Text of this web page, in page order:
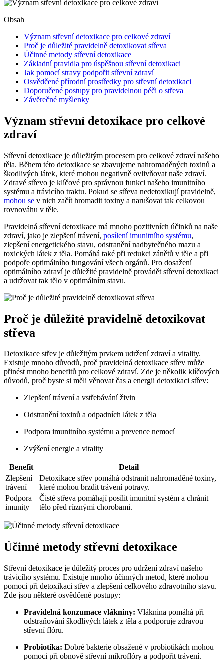
Obsah
Význam střevní detoxikace pro celkové zdraví
Proč je důležité pravidelně detoxikovat střeva
Účinné metody střevní detoxikace
Základní pravidla pro úspěšnou střevní detoxikaci
Jak pomocí stravy podpořit střevní zdraví
Osvědčené přírodní prostředky pro střevní detoxikaci
Doporučené postupy pro pravidelnou péči o střeva
Závěrečné myšlenky
Význam střevní detoxikace pro celkové
zdraví
Střevní detoxikace je důležitým procesem pro celkové zdraví našeho
těla. Během této detoxikace se zbavujeme nahromaděných toxinů a
škodlivých látek, které mohou negativně ovlivňovat naše zdraví.
Zdravé střevo je klíčové pro správnou funkci našeho imunitního
systému a trávicího traktu. Pokud se střeva nedetoxikují pravidelně,
mohou se v nich začít hromadit toxiny a narušovat tak celkovou
rovnováhu v těle.
Pravidelná střevní detoxikace má mnoho pozitivních účinků na naše
zdraví, jako je zlepšení trávení, posílení imunitního systému,
zlepšení energetického stavu, odstranění nadbytečného mazu a
toxických látek z těla. Pomáhá také při redukci zánětů v těle a při
podpoře optimálního fungování všech orgánů. Pro dosažení
optimálního zdraví je důležité pravidelně provádět střevní detoxikaci
a udržovat tak tělo v optimálním stavu.
Proč je důležité pravidelně detoxikovat
střeva
Detoxikace střev je důležitým prvkem udržení zdraví a vitality.
Existuje mnoho důvodů, proč pravidelná detoxikace střev může
přinést mnoho benefitů pro celkové zdraví. Zde je několik klíčových
důvodů, proč byste si měli věnovat čas a energii detoxikaci střev:
Zlepšení trávení a vstřebávání živin
Odstranění toxinů a odpadních látek z těla
Podpora imunitního systému a prevence nemocí
Zvýšení energie a vitality
Benefit
Detail
Zlepšení
trávení
Detoxikace střev pomáhá odstranit nahromaděné toxiny,
které mohou brzdit trávení potravy.
Podpora
imunity
Čisté střeva pomáhají posílit imunitní systém a chránit
tělo před různými chorobami.
Účinné metody střevní detoxikace
Střevní detoxikace je důležitý proces pro udržení zdraví našeho
trávicího systému. Existuje mnoho účinných metod, které mohou
pomoci při detoxikaci střev a zlepšení celkového zdravotního stavu.
Zde jsou některé osvědčené postupy:
Pravidelná konzumace vlákniny: Vláknina pomáhá při
odstraňování škodlivých látek z těla a podporuje zdravou
střevní flóru.
Probiotika: Dobré bakterie obsažené v probiotikách mohou
pomoci při obnově střevní mikroflóry a podpořit trávení.